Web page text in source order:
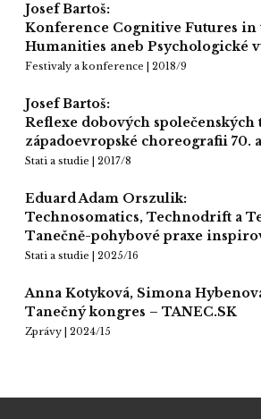
Josef Bartoš:
Konference Cognitive Futures in
Humanities aneb Psychologické
Festivaly a konference | 2018/9
Josef Bartoš:
Reflexe dobových společenských
západoevropské choreografii 70.
Stati a studie | 2017/8
Eduard Adam Orszulik:
Technosomatics, Technodrift a
Tanečně-pohybové praxe
Stati a studie | 2025/16
Anna Kotyková, Simona
Tanečný kongres – TANEC.SK
Zprávy | 2024/15